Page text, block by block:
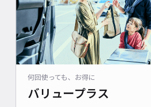
何回使っても、お得に
バリュープラス